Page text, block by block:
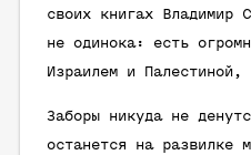
своих книгах Владимир
не одинока: есть
Израилем и
Заборы никуда не
останется на развилке